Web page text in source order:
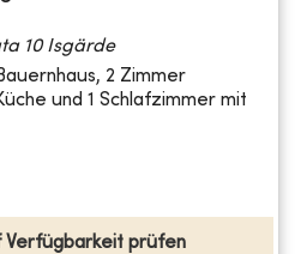
10 Isgärde
2 Zimmer
und 1 Schlafzimmer mit
Verfügbarkeit prüfen